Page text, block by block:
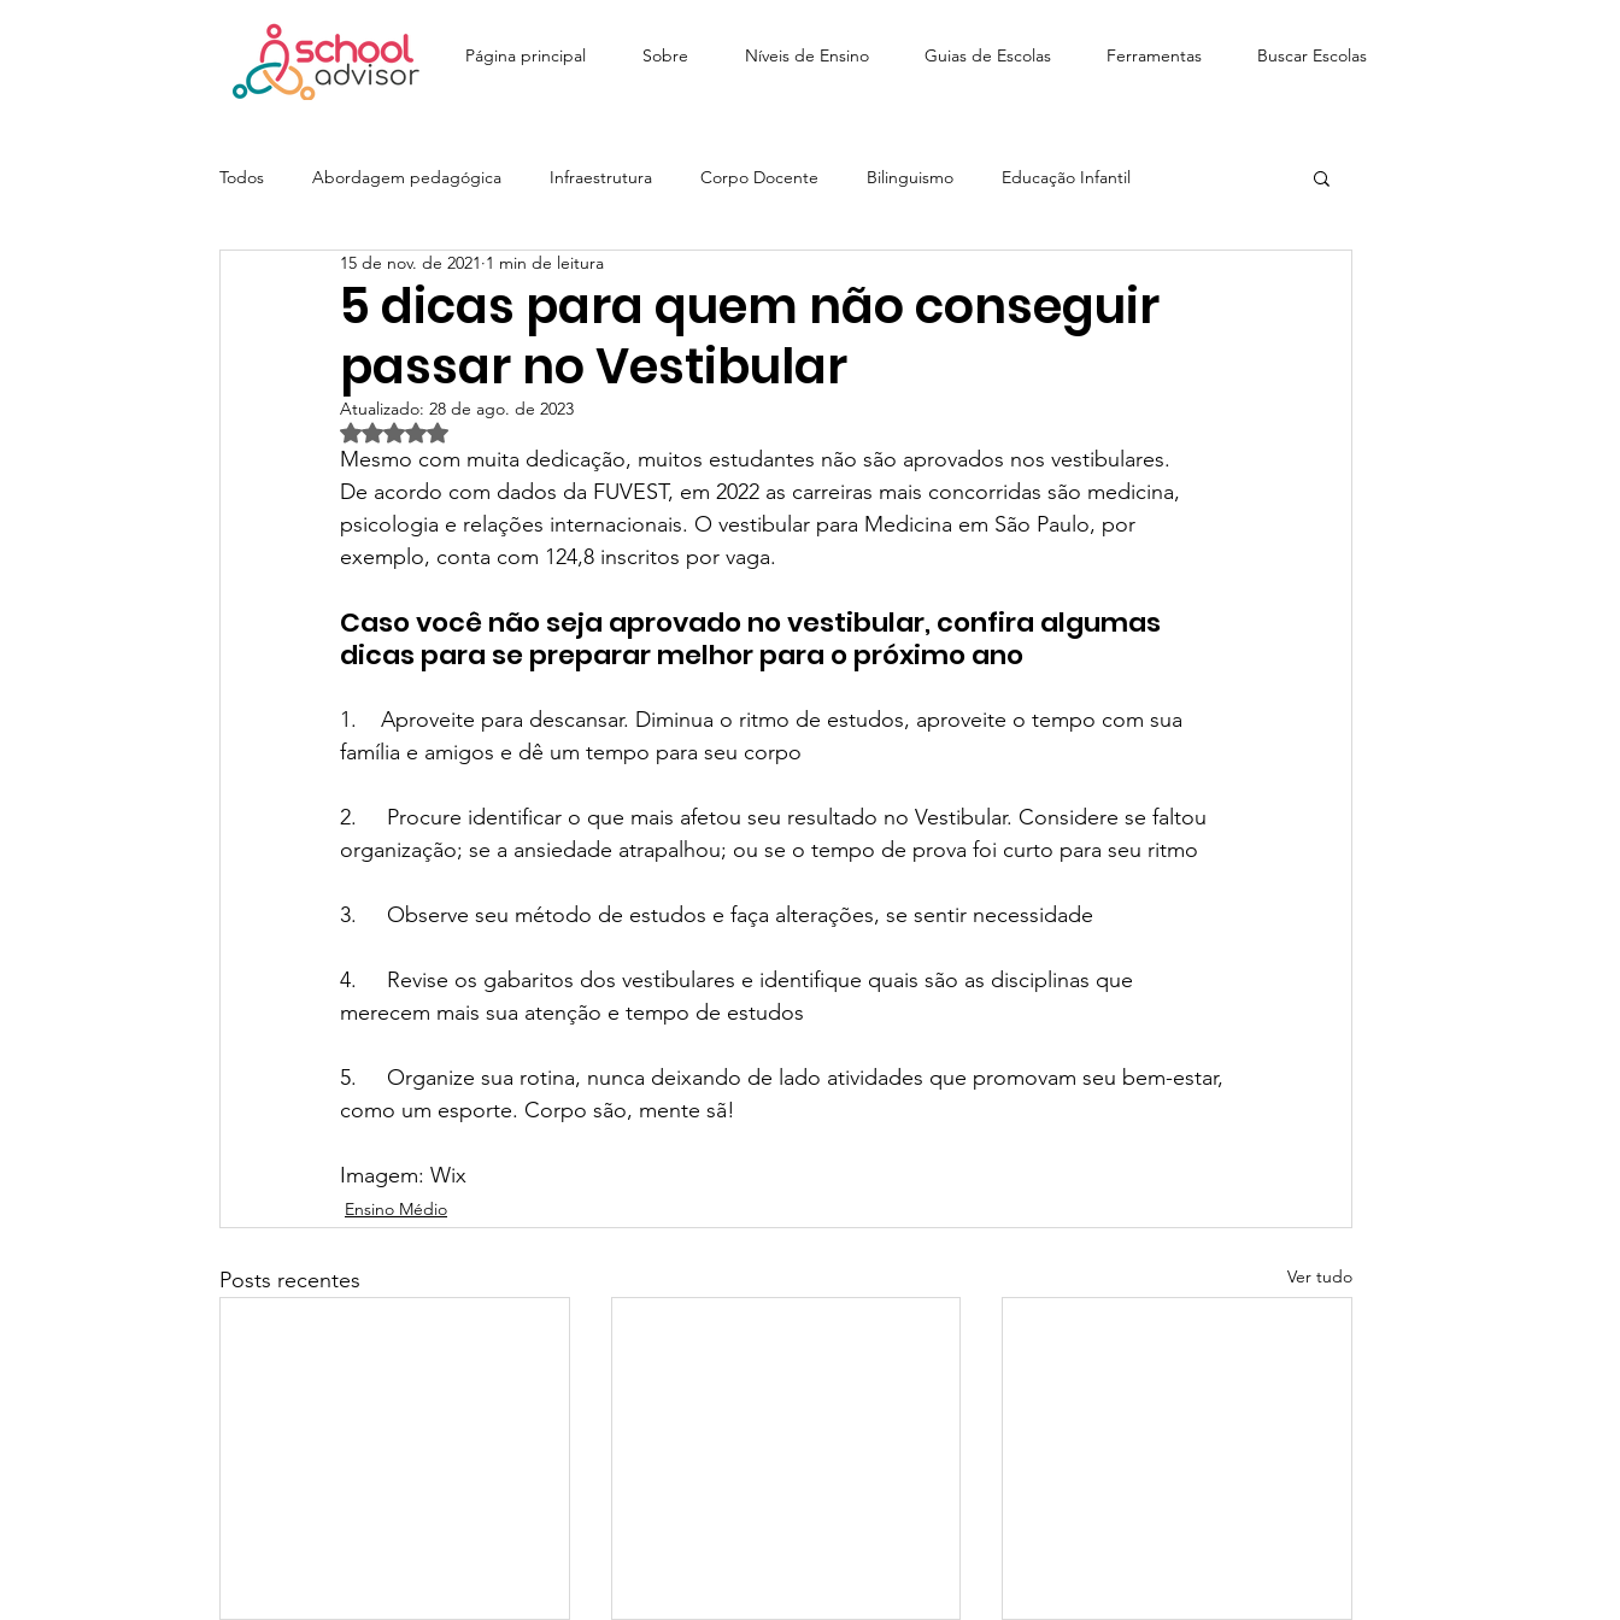
Página principal Sobre Níveis de Ensino Guias de Escolas Ferramentas Buscar Escolas
Todos Abordagem pedagógica Infraestrutura Corpo Docente Bilinguismo Educação Infantil
Ensino Fundamental Ensino Médio
Colégio João Paulo I - JOPA Escola Stagium | SchoolAdvisor Colégio Franco | SchoolAdvisor
Colégio Itatiaia | SchoolAdvisor Escola CAMB SchoolAdvisor Colégio Brasil Canadá
Green Book School | SchoolAdvisor Colégio Augusto Laranja
Colégio BIS | SchoolAdvisor Aubrick Escola | SchoolAdvisor Kindy Escola Americana
St. Nicholas School Escola Eduque | SchoolAdvisor Escola AB Sabin | SchoolAdvisor
Avenues São Paulo | SchoolAdvisor Camino School | SchoolAdvisor Escola Roda Viva | SchoolAdvisor
5 dicas para quem não conseguir
passar no Vestibular
15 de nov. de 2021 1 min de leitura
Atualizado: 28 de ago. de 2023
Avaliado com NaN de 5 estrelas.
Mesmo com muita dedicação, muitos estudantes não são aprovados nos vestibulares.
De acordo com dados da FUVEST, em 2022 as carreiras mais concorridas são medicina,
psicologia e relações internacionais. O vestibular para Medicina em São Paulo, por
exemplo, conta com 124,8 inscritos por vaga.
Caso você não seja aprovado no vestibular, confira algumas
dicas para se preparar melhor para o próximo ano
1.    Aproveite para descansar. Diminua o ritmo de estudos, aproveite o tempo com sua
família e amigos e dê um tempo para seu corpo
2.     Procure identificar o que mais afetou seu resultado no Vestibular. Considere se faltou
organização; se a ansiedade atrapalhou; ou se o tempo de prova foi curto para seu ritmo
3.     Observe seu método de estudos e faça alterações, se sentir necessidade
4.     Revise os gabaritos dos vestibulares e identifique quais são as disciplinas que
merecem mais sua atenção e tempo de estudos
5.     Organize sua rotina, nunca deixando de lado atividades que promovam seu bem-estar,
como um esporte. Corpo são, mente sã!
Imagem: Wix
Ensino Médio
Posts recentes Ver tudo